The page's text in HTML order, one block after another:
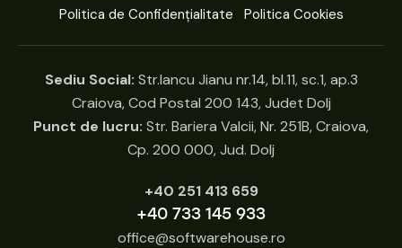
Politica de Confidențialitate Politica Cookies
Sediu Social: Str.Iancu Jianu nr.14, bl.11, sc.1, ap.3
Craiova, Cod Postal 200 143, Judet Dolj
Punct de lucru: Str. Bariera Valcii, Nr. 251B, Craiova,
Cp. 200 000, Jud. Dolj
+40 251 413 659
+40 733 145 933
office@softwarehouse.ro